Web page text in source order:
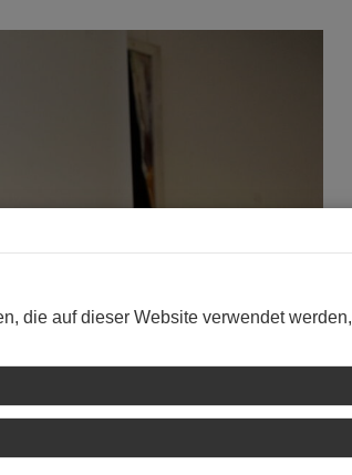
die auf dieser Website verwendet werden,